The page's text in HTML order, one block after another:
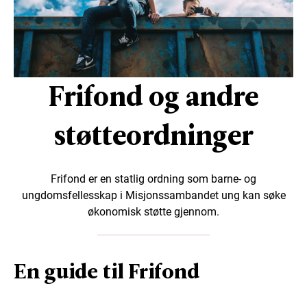
Frifond og andre
støtteordninger
Frifond er en statlig ordning som barne- og
ungdomsfellesskap i Misjonssambandet ung kan søke
økonomisk støtte gjennom.
En guide til Frifond